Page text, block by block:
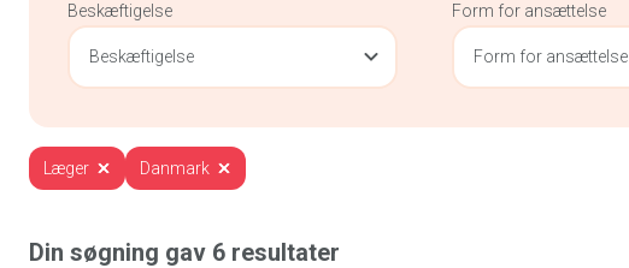
Beskæftigelse
Beskæftigelse
Form for ansættelse
Form for ansættelse
Læger Danmark
Din søgning gav 6 resultater